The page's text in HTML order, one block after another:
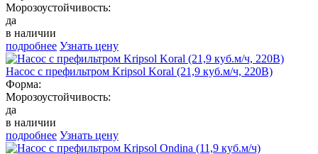
Морозоустойчивость:
да
в наличии
подробнее Узнать цену
Насос с префильтром Kripsol Koral (21,9 куб.м/ч, 220В)
Форма:
Морозоустойчивость:
да
в наличии
подробнее Узнать цену